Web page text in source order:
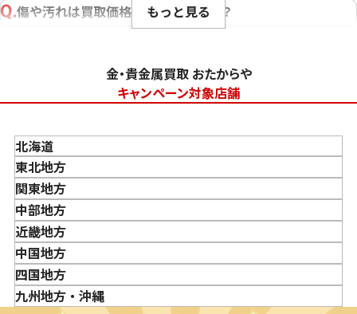
傷や汚れは買取価格に影響しますか？
大判・小判、外国金貨、古銭やコインなども買取してもら
「金・貴金属の査定」にはどれくらい時間がかかります
「金・貴金属の買取価格」はどうやって決まりますか？
金・貴金属はいつ売るのがポイント？日によって買取価格
が違うって本当ですか？
貴金属の売り時はいつですか？
もっと見る
金・貴金属買取 おたからや
キャンペーン対象店舗
北海道
東北地方
青森県
岩手県
宮城県
秋田県
山形県
福島県
関東地方
東京都
神奈川県
埼玉県
千葉県
茨城県
中部地方
新潟県
富山県
石川県
山梨県
近畿地方
三重県
滋賀県
京都府
中国地方
鳥取県
島根県
四国地方
徳島県
九州地方・沖縄